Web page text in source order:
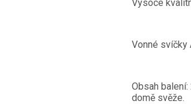
Vysoce
Vonné svíčky
Obsah
domě svěže.